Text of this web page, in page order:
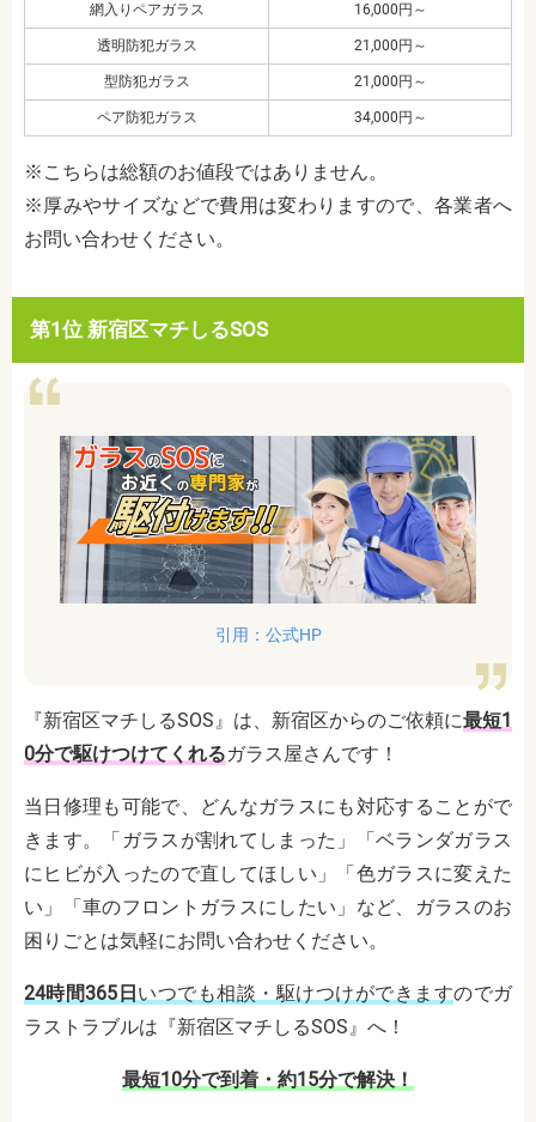
網入りペアガラス 16,000円～
透明防犯ガラス 21,000円～
型防犯ガラス 21,000円～
ペア防犯ガラス 34,000円～
※こちらは総額のお値段ではありません。
※厚みやサイズなどで費用は変わりますので、各業者へ
お問い合わせください。
第1位 新宿区マチしるSOS
引用：公式HP
『新宿区マチしるSOS』は、新宿区からのご依頼に最短1
0分で駆けつけてくれるガラス屋さんです！
当日修理も可能で、どんなガラスにも対応することがで
きます。「ガラスが割れてしまった」「ベランダガラス
にヒビが入ったので直してほしい」「色ガラスに変えた
い」「車のフロントガラスにしたい」など、ガラスのお
困りごとは気軽にお問い合わせください。
24時間365日いつでも相談・駆けつけができますのでガ
ラストラブルは『新宿区マチしるSOS』へ！
最短10分で到着・約15分で解決！